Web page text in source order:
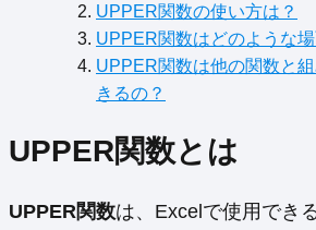
UPPER関数の使い方は？
UPPER関数はどのような
UPPER関数は他の関数と
きるの？
UPPER関数とは
UPPER関数は、Excelで使用でき